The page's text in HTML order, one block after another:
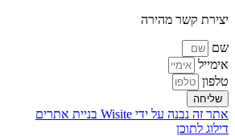
יצירת קשר מהירה
שם
אימייל
טלפון
שליחה
אתר זה נבנה על ידי Wisite בניית אתרים
דילוג לתוכן